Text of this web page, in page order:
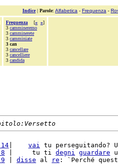
Indice| Parole: Alfabetica - Frequenza -
Frequenza [« »]
3 cammineremo
3 camminerete
3 camminiate
3 can
3 cancellare
3 cancelliere
3 candida
vai tu perseguitando?
|     tu ti degni guardare
disse al re : `Perché